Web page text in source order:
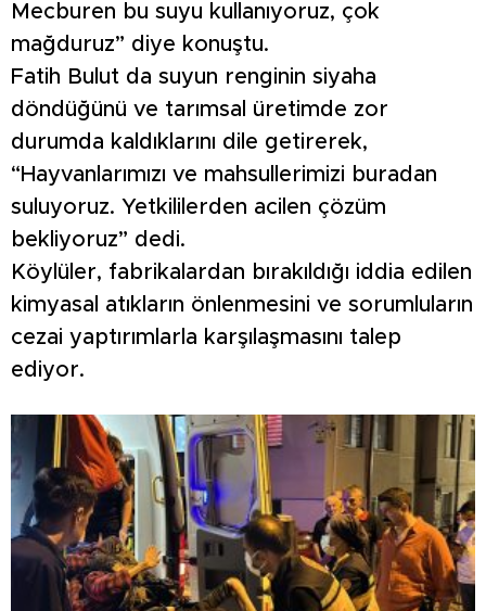
Mecburen bu suyu kullanıyoruz, çok
mağduruz” diye konuştu.
Fatih Bulut da suyun renginin siyaha
döndüğünü ve tarımsal üretimde zor
durumda kaldıklarını dile getirerek,
“Hayvanlarımızı ve mahsullerimizi buradan
suluyoruz. Yetkililerden acilen çözüm
bekliyoruz” dedi.
Köylüler, fabrikalardan bırakıldığı iddia edilen
kimyasal atıkların önlenmesini ve sorumluların
cezai yaptırımlarla karşılaşmasını talep
ediyor.